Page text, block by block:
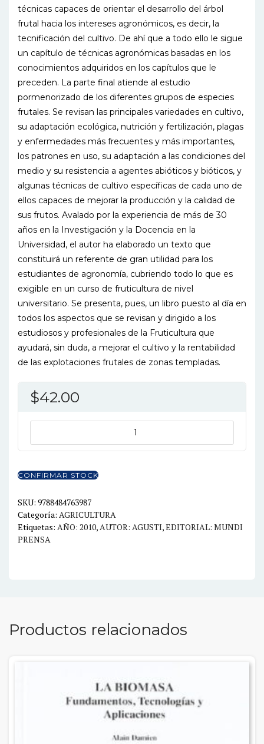
técnicas capaces de orientar el desarrollo del árbol
frutal hacia los intereses agronómicos, es decir, la
tecnificación del cultivo. De ahí que a todo ello le sigue
un capítulo de técnicas agronómicas basadas en los
conocimientos adquiridos en los capítulos que le
preceden. La parte final atiende al estudio
pormenorizado de los diferentes grupos de especies
frutales. Se revisan las principales variedades en cultivo,
su adaptación ecológica, nutrición y fertilización, plagas
y enfermedades más frecuentes y más importantes,
los patrones en uso, su adaptación a las condiciones del
medio y su resistencia a agentes abióticos y bióticos, y
algunas técnicas de cultivo específicas de cada uno de
ellos capaces de mejorar la producción y la calidad de
sus frutos. Avalado por la experiencia de más de 30
años en la Investigación y la Docencia en la
Universidad, el autor ha elaborado un texto que
constituirá un referente de gran utilidad para los
estudiantes de agronomía, cubriendo todo lo que es
exigible en un curso de fruticultura de nivel
universitario. Se presenta, pues, un libro puesto al día en
todos los aspectos que se revisan y dirigido a los
estudiosos y profesionales de la Fruticultura que
ayudará, sin duda, a mejorar el cultivo y la rentabilidad
de las explotaciones frutales de zonas templadas.
$42.00
CONFIRMAR STOCK
SKU: 9788484763987
Categoría: AGRICULTURA
Etiquetas: AÑO: 2010, AUTOR: AGUSTI,EDITORIAL: MUNDI
PRENSA
Productos relacionados